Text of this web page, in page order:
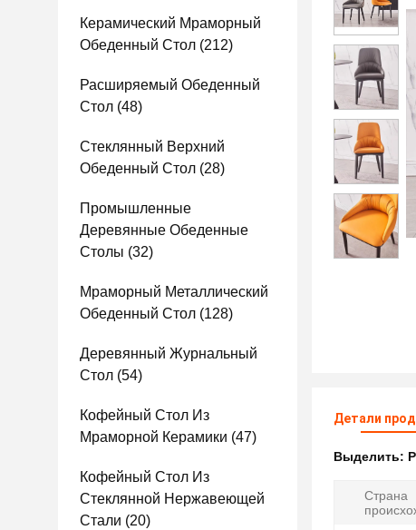
Керамический Мраморный
Обеденный Стол (212)
Расширяемый Обеденный
Стол (48)
Стеклянный Верхний
Обеденный Стол (28)
Промышленные
Деревянные Обеденные
Столы (32)
Мраморный Металлический
Обеденный Стол (128)
Деревянный Журнальный
Стол (54)
Кофейный Стол Из
Мраморной Керамики (47)
Кофейный Стол Из
Стеклянной Нержавеющей
Стали (20)
Детали
Выделить:
Страна